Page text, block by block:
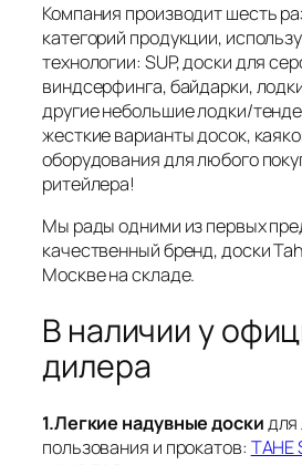
Компания производит шесть
категорий продукции,
технологии: SUP, доски для
виндсерфинга, байдарки,
другие небольшие лодки/
жесткие варианты досок,
оборудования для любого
ритейлера!
Мы рады одними из первых
качественный бренд, доски
Москве на складе.
В наличии у
дилера
1.Легкие надувные доскидля
пользования и прокатов: TAHE